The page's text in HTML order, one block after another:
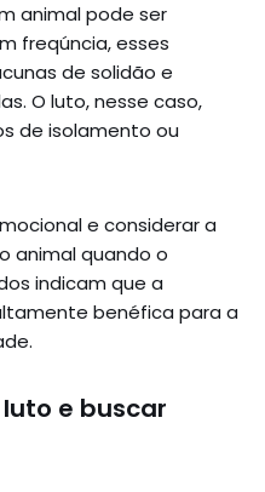
animal pode ser
freqúncia, esses
de solidão e
O luto, nesse caso,
de isolamento ou
e considerar a
animal quando o
indicam que a
benéfica para a
e buscar